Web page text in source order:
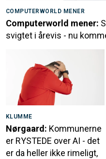
COMPUTERWORLD MENER
Computerworld mener:
svigtet i årevis - nu
KLUMME
Nørgaard: Kommunerne
er RYSTEDE over AI - det
er da heller ikke rimeligt,